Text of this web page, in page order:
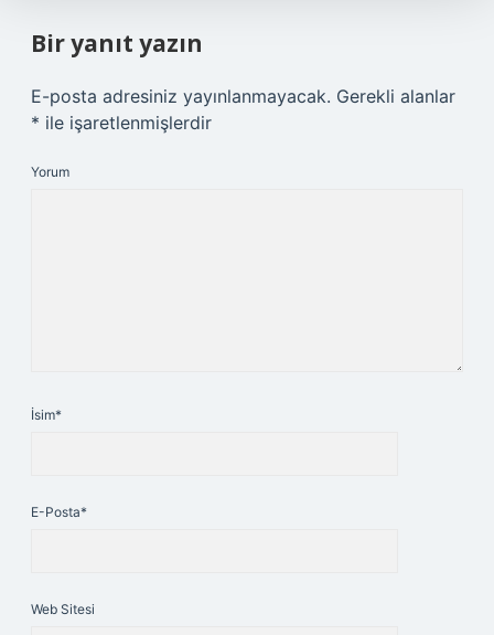
Bir yanıt yazın
E-posta adresiniz yayınlanmayacak. Gerekli alanlar
* ile işaretlenmişlerdir
Yorum
İsim*
E-Posta*
Web Sitesi